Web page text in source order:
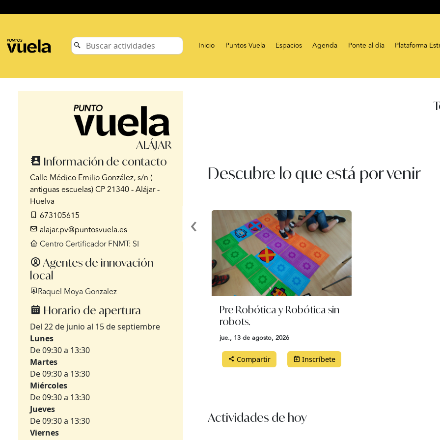
Inicio Puntos Vuela Espacios Agenda Ponte al día Plataforma
ALÁJAR
Información de contacto
Calle Médico Emilio González, s/n (
antiguas escuelas) CP 21340 - Alájar -
Huelva
673105615
alajar.pv@puntosvuela.es
Centro Certificador FNMT: SI
Agentes de innovación
local
Raquel Moya Gonzalez
Horario de apertura
Del 22 de junio al 15 de septiembre
Lunes
De 09:30 a 13:30
Martes
De 09:30 a 13:30
Miércoles
De 09:30 a 13:30
Jueves
De 09:30 a 13:30
Viernes
Descubre lo que está por venir
‹
Pre Robótica y Robótica sin
robots.
jue., 13 de agosto, 2026
Compartir Inscríbete
Actividades de hoy